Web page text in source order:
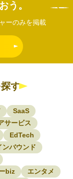
う。
ーのみを掲載
す
SaaS
サービス
EdTech
ンバウンド
biz
エンタメ